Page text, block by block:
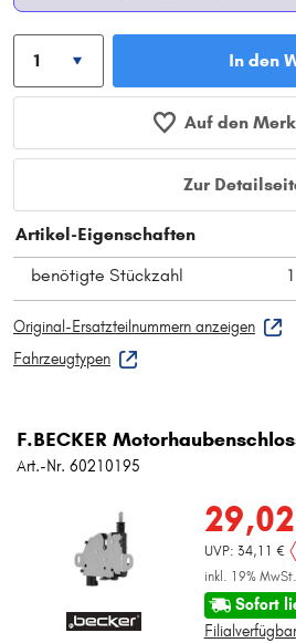
In den
Auf den
Zur
Artikel-Eigenschaften
benötigte Stückzahl
1
Original-Ersatzteilnummern anzeigen
Fahrzeugtypen
F.BECKER
Art.-Nr. 60210195
UVP: 34,11 €
inkl. 19%
Sofort